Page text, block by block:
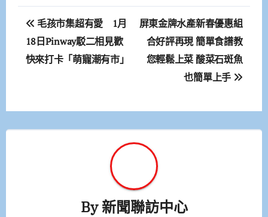
文
章
導
毛孩市集超有愛 1月
18日Pinway駁二相見歡
快來打卡「萌寵潮有市」
屏東金牌水產新春優惠組
合好評再現 簡單食譜教
您輕鬆上菜 酸菜石斑魚
也簡單上手
By新聞聯訪中心